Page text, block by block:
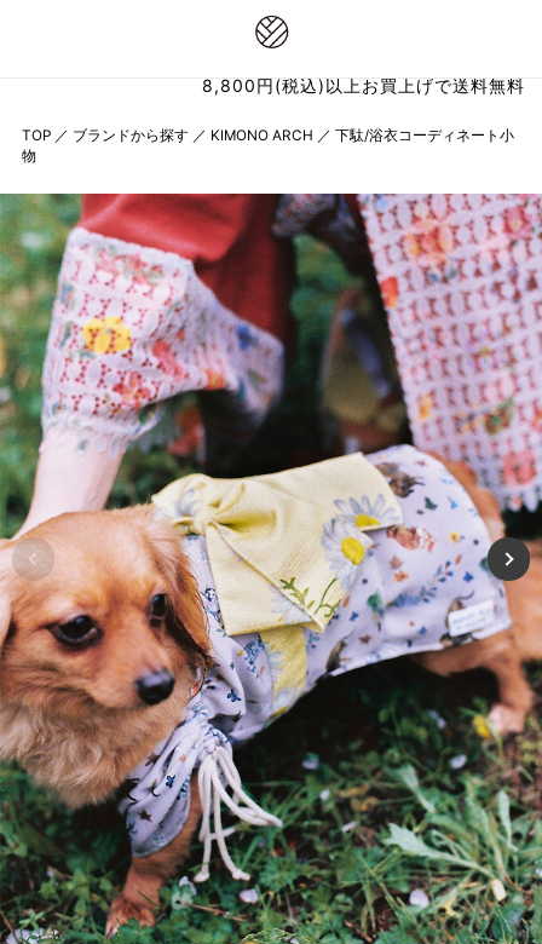
8,800円(税込)以上お買上げで送料無料
TOP ／ ブランドから探す ／ KIMONO ARCH ／ 下駄/浴衣コーディネート小
物